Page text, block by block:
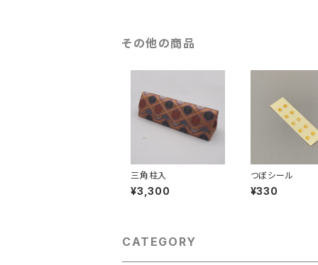
その他の商品
三角柱入
¥3,300
つぼシール
¥330
CATEGORY